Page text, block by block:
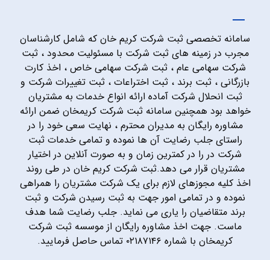
سامانه تخصصی ثبت شرکت کریم خان که شامل کارشناسان
مجرب در زمینه های ثبت شرکت با مسئولیت محدود ، ثبت
شرکت سهامی عام ، ثبت شرکت سهامی خاص ، اخذ کارت
بازرگانی ، ثبت برند ، ثبت اختراعات ، ثبت تغییرات شرکت و
ثبت انحلال شرکت آماده ارائه انواع خدمات به مشتریان
خواهد بود همچنین سامانه ثبت شرکت کریمخان ضمن ارائه
مشاوره رایگان به مدیران محترم ، نهایت سعی خود را در
راستای جلب رضایت آن ها نموده و تمامی خدمات ثبت
شرکت در را در کمترین زمان و به صورت آنلاین در اختیار
مشتریان قرار می دهد.ثبت شرکت کریم خان در طی روند
اخذ کلیه مجوزهای لازم برای یک شرکت مشتریان را همراهی
نموده و در تمامی امور جهت به ثبت رسیدن شرکت و ثبت
برند متقاضیان را یاری می نماید. جلب رضایت شما هدف
ماست. جهت اخذ مشاوره رایگان از موسسه ثبت شرکت
کریمخان با شماره ۰۲۱۸۷۱۴۶ تماس حاصل فرمایید.